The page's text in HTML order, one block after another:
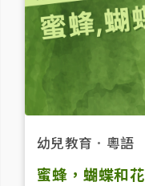
幼兒教育 ． 粵語
蜜蜂，蝴蝶和花